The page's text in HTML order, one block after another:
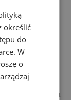
kamieniami,
stłuczeń,
na
jak bariera.
do środka buta.
określić
do
W
o